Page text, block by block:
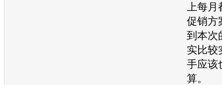
上每
促销方
到本次
实比较
手应该
算。